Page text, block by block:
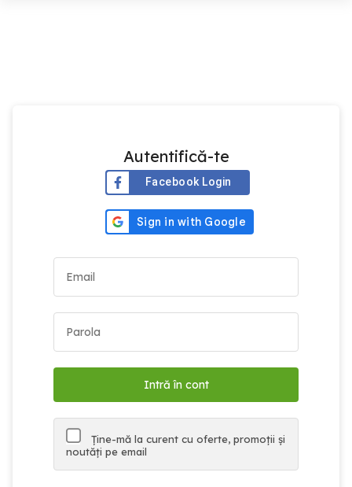
Autentifică-te
Facebook Login
Ține-mă la curent cu oferte, promoții și
noutăți pe email